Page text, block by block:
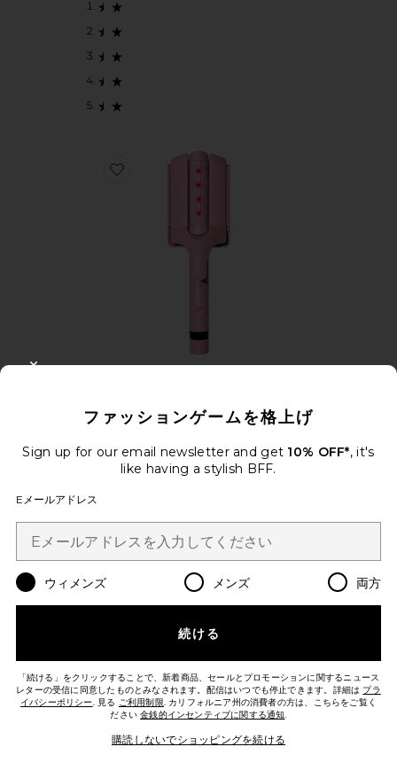
Favorite M WAVER Mウェーバー
M WAVER Mウェーバー
Mermade Hair
Favorite BRUSH CLEANER ACCESSORY ヘアブラシク
ファッションゲームを格上げ
Sign up for our email newsletter and get 10% OFF*, it's
like having a stylish BFF.
Eメールアドレス
ウィメンズ メンズ 両方
続ける
「続ける」をクリックすることで、新着商品、セールとプロモーションに関するニュース
レターの受信に同意したものとみなされます。配信はいつでも停止できます。詳細は プラ
イバシーポリシー. 見る ご利用制限. カリフォルニア州の消費者の方は、こちらをご覧く
ださい金銭的インセンティブに関する通知.
購読しないでショッピングを続ける